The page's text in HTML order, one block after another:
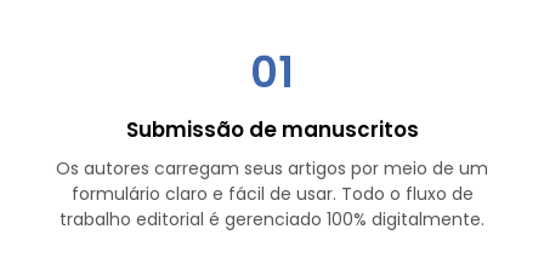
01
Submissão de manuscritos
Os autores carregam seus artigos por meio de um
formulário claro e fácil de usar. Todo o fluxo de
trabalho editorial é gerenciado 100% digitalmente.